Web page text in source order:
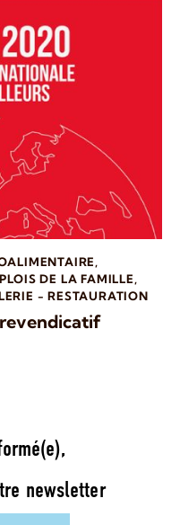
,
DE LA FAMILLE,
- RESTAURATION
newsletter